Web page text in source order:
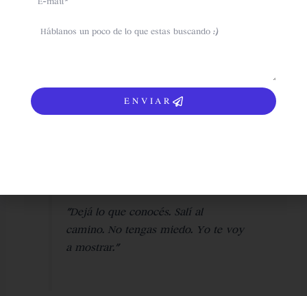
De transformar la nostalgia en fe, el miedo en
? El eco que todavía resuena
Cuando cierro los ojos y leo “Lej Lejá”, escucho la voz
“Dejá lo que conocés. Salí al
camino. No tengas miedo. Yo te voy
a mostrar.”
sms
ENVIAR